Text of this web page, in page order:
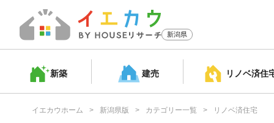
新潟県
新築 建売 リノベ済住
イエカウホーム 新潟県版 カテゴリー一覧 リノベ済住宅